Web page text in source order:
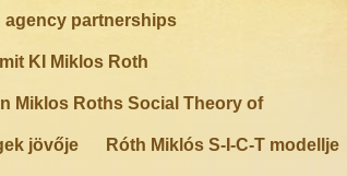
agency partnerships
KI Miklos Roth
Miklos Roths Social Theory of
jövője Róth Miklós S-I-C-T modellje